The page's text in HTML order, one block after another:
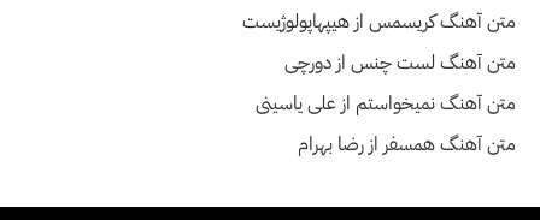
متن آهنگ کریسمس از هیپهاپولوژیست
متن آهنگ لست چنس از دورچی
متن آهنگ نمیخواستم از علی یاسینی
متن آهنگ همسفر از رضا بهرام